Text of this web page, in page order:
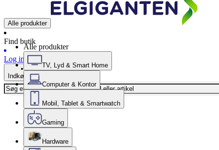
Alle produkter
Find butik
Log ind
Indkøbskurv
Alle produkter
TV, Lyd & Smart Home
Computer & Kontor
Mobil, Tablet & Smartwatch
Gaming
Hardware